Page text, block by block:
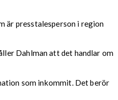
är presstalesperson i region
Dahlman att det handlar om
som inkommit. Det berör